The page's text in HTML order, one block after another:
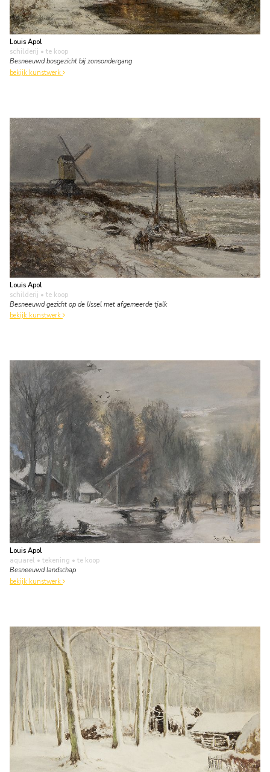
Louis Apol
schilderij • te koop
Besneeuwd bosgezicht bij zonsondergang
bekijk kunstwerk
Louis Apol
schilderij • te koop
Besneeuwd gezicht op de IJssel met afgemeerde tjalk
bekijk kunstwerk
Louis Apol
aquarel • tekening • te koop
Besneeuwd landschap
bekijk kunstwerk